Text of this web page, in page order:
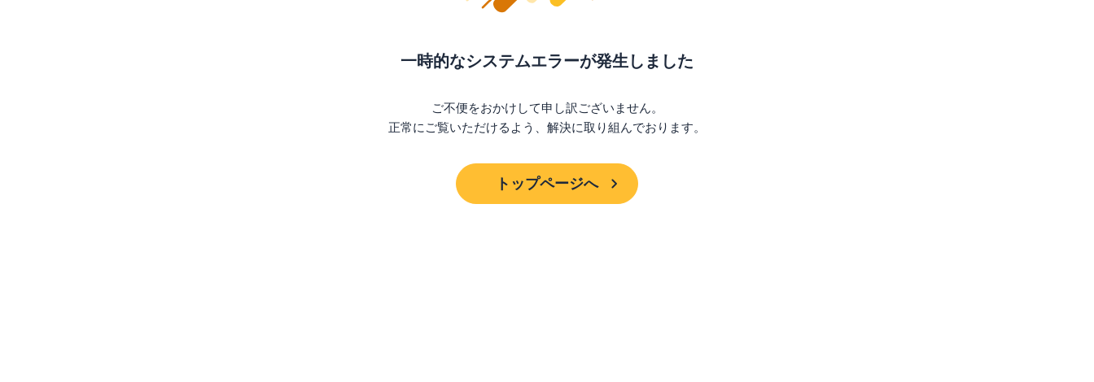
一時的なシステムエラーが発生しました
ご不便をおかけして申し訳ございません。
正常にご覧いただけるよう、解決に取り組んでおります。
トップページへ